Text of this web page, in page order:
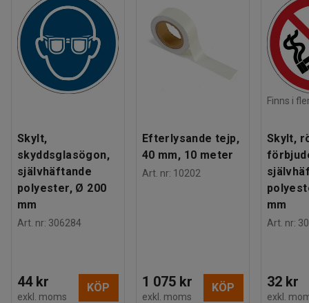
Skylt,
skyddsglasögon,
självhäftande
polyester, Ø 200
mm
Art. nr: 306284
44 kr
exkl. moms
KÖP
Efterlysande tejp,
40 mm, 10 meter
Art. nr: 10202
1 075 kr
exkl. moms
KÖP
Finns i
Skylt,
mm
Art. nr:
32 kr
exkl.